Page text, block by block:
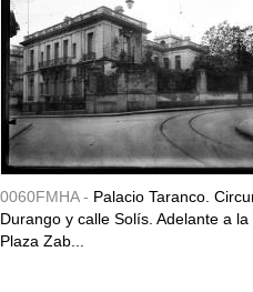
0060FMHA - Palacio Taranco.
Durango y calle Solís. Adelante a
Plaza Zab...